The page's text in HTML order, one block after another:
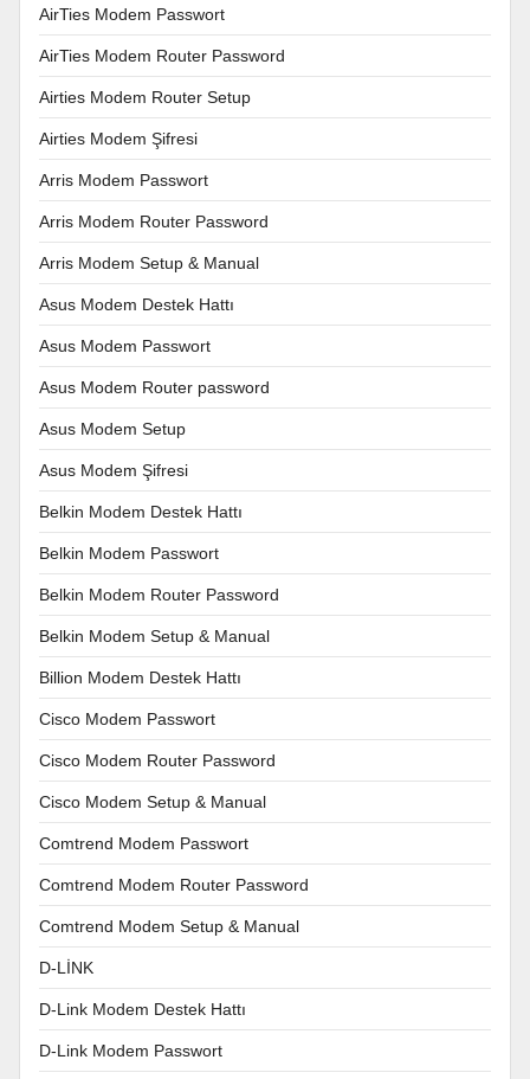
AirTies Modem Passwort
AirTies Modem Router Password
Airties Modem Router Setup
Airties Modem Şifresi
Arris Modem Passwort
Arris Modem Router Password
Arris Modem Setup & Manual
Asus Modem Destek Hattı
Asus Modem Passwort
Asus Modem Router password
Asus Modem Setup
Asus Modem Şifresi
Belkin Modem Destek Hattı
Belkin Modem Passwort
Belkin Modem Router Password
Belkin Modem Setup & Manual
Billion Modem Destek Hattı
Cisco Modem Passwort
Cisco Modem Router Password
Cisco Modem Setup & Manual
Comtrend Modem Passwort
Comtrend Modem Router Password
Comtrend Modem Setup & Manual
D-LİNK
D-Link Modem Destek Hattı
D-Link Modem Passwort